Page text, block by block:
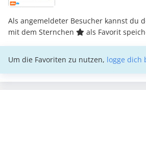
Als angemeldeter Besucher kannst du
mit dem Sternchen
als Favorit
Um die Favoriten zu nutzen, logge dich